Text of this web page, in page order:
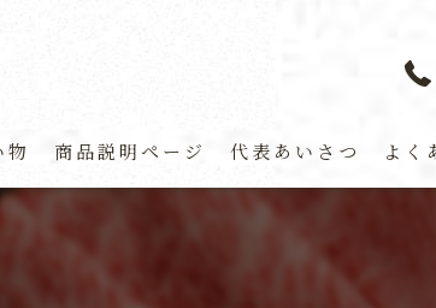
物 商品説明ページ 代表あいさつ よく